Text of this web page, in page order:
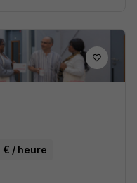
€ / heure